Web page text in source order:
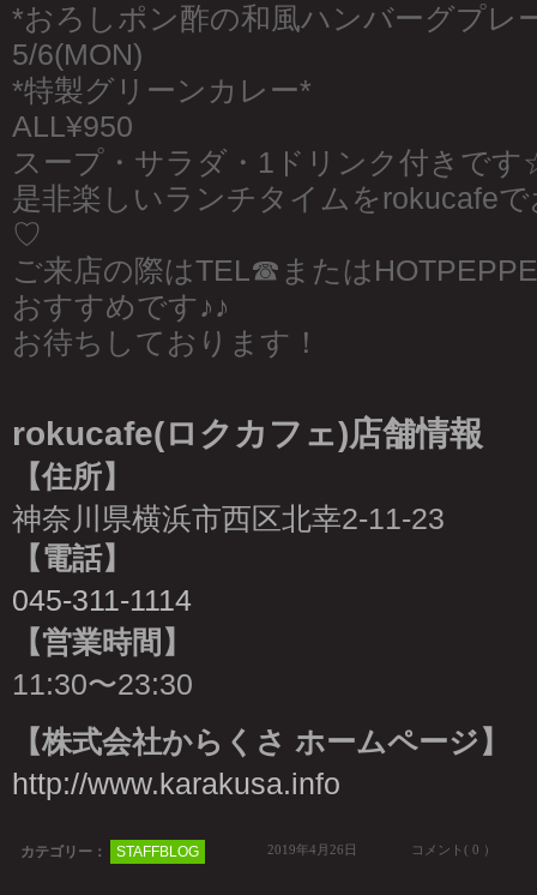
*おろしポン酢の和風ハンバーグプレ
5/6(MON)
*特製グリーンカレー*
ALL¥950
スープ・サラダ・1ドリンク付きで
是非楽しいランチタイムをrokucafe
♡
ご来店の際はTEL☎︎または
おすすめです♪♪
お待ちしております！
rokucafe(ロクカフェ)店舗情報
【住所】
神奈川県横浜市西区北幸2-11-23
【電話】
045-311-1114
【営業時間】
11:30〜23:30
【株式会社からくさ ホームページ】
http://www.karakusa.info
カテゴリー： STAFFBLOG 2019年4月26日 コメント( 0 ）